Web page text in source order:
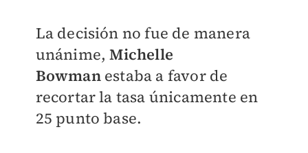
La decisión no fue de manera
unánime,Michelle
Bowman estaba a favor de
recortar la tasa únicamente en
25 punto base.